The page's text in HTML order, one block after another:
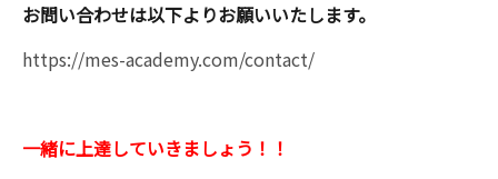
お問い合わせは以下よりお願いいたします。
https://mes-academy.com/contact/
一緒に上達していきましょう！！